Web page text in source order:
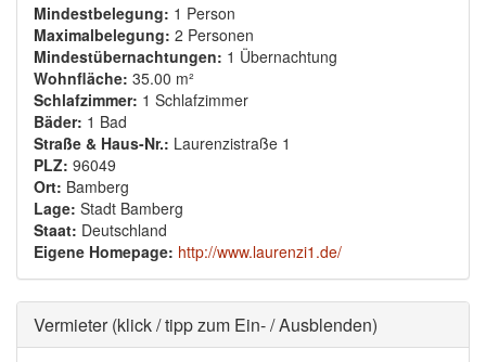
Mindestbelegung: 1 Person
Maximalbelegung: 2 Personen
Mindestübernachtungen: 1 Übernachtung
Wohnfläche: 35.00 m²
Schlafzimmer: 1 Schlafzimmer
Bäder: 1 Bad
Straße & Haus-Nr.: Laurenzistraße 1
PLZ: 96049
Ort: Bamberg
Lage: Stadt Bamberg
Staat: Deutschland
Eigene Homepage: http://www.laurenzi1.de/
Ausblenden
Vermieter (klick / tipp zum Ein- / Ausblenden)